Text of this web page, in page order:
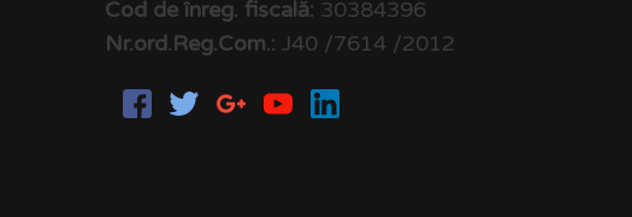
Cod de înreg. fiscală: 30384396
Nr.ord.Reg.Com.: J40 /7614 /2012